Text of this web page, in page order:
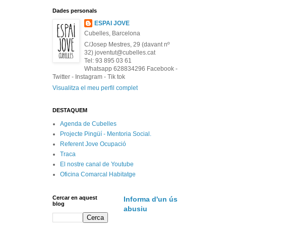
Dades personals
ESPAI JOVE
Cubelles, Barcelona
C/Josep Mestres, 29 (davant nº
32) joventut@cubelles.cat
Tel: 93 895 03 61
Whatsapp 628834296 Facebook -
Twitter - Instagram - Tik tok
Visualitza el meu perfil complet
DESTAQUEM
Agenda de Cubelles
Projecte Pingüí - Mentoria Social.
Referent Jove Ocupació
Traca
El nostre canal de Youtube
Oficina Comarcal Habitatge
Cercar en aquest
blog
Informa d'un ús
abusiu